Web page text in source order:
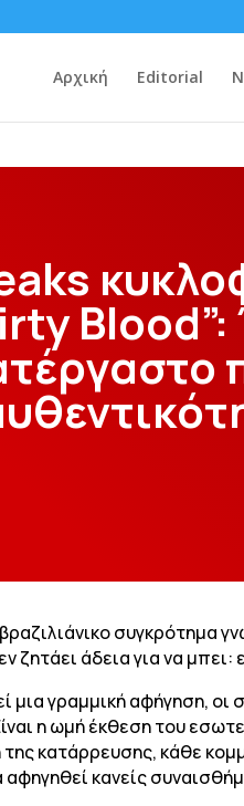
Αρχική Editorial
συγκρότημα
ζητάει άδεια για να
μια γραμμική αφήγηση,
η ωμή έκθεση του
κατάρρευσης, κάθε
αφηγηθεί κανείς